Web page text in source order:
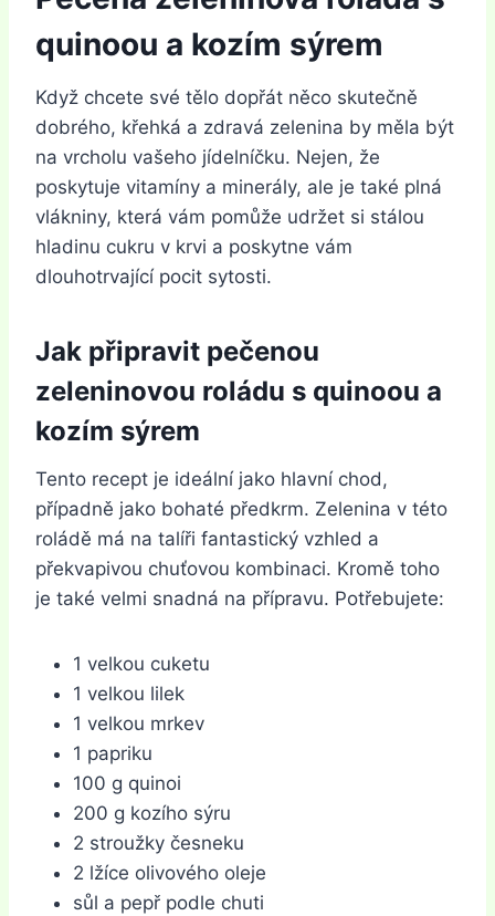
quinoou a kozím sýrem
Když chcete své tělo dopřát něco skutečně
dobrého, křehká a zdravá zelenina by měla být
na vrcholu vašeho jídelníčku. Nejen, že
poskytuje vitamíny a minerály, ale je také plná
vlákniny, která vám pomůže udržet si stálou
hladinu cukru v krvi a poskytne vám
dlouhotrvající pocit sytosti.
Jak připravit pečenou
zeleninovou roládu s quinoou a
kozím sýrem
Tento recept je ideální jako hlavní chod,
případně jako bohaté předkrm. Zelenina v této
roládě má na talíři fantastický vzhled a
překvapivou chuťovou kombinaci. Kromě toho
je také velmi snadná na přípravu. Potřebujete:
1 velkou cuketu
1 velkou lilek
1 velkou mrkev
1 papriku
100 g quinoi
200 g kozího sýru
2 stroužky česneku
2 lžíce olivového oleje
sůl a pepř podle chuti